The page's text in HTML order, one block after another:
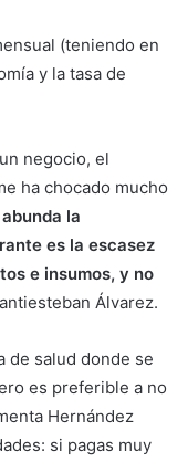
(teniendo en
y la tasa de
negocio, el
ha chocado mucho
la
es la escasez
e insumos, y no
Álvarez.
de salud donde se
es preferible a no
Hernández
si pagas muy